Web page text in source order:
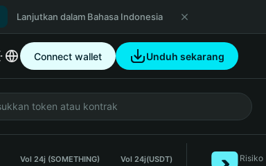
Lanjutkan dalam Bahasa Indonesia
Connect wallet Unduh sekarang
Vol 24j (SOMETHING) Vol 24j(USDT) Risiko